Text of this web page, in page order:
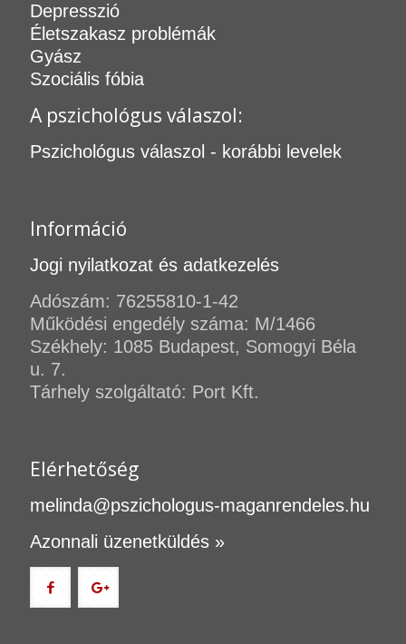
Depresszió
Életszakasz problémák
Gyász
Szociális fóbia
A pszichológus válaszol:
Pszichológus válaszol - korábbi levelek
Információ
Jogi nyilatkozat és adatkezelés
Adószám: 76255810-1-42
Működési engedély száma: M/1466
Székhely: 1085 Budapest, Somogyi Béla
u. 7.
Tárhely szolgáltató: Port Kft.
Elérhetőség
melinda@pszichologus-maganrendeles.hu
Azonnali üzenetküldés »